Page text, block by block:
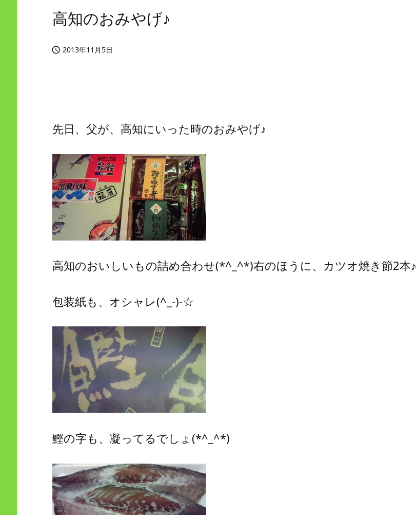
高知のおみやげ♪
 2013年11月5日
先日、父が、高知にいった時のおみやげ♪
高知のおいしいもの詰め合わせ(*^_^*)右のほうに、カツオ焼き節2本♪
包装紙も、オシャレ(^_-)-☆
鰹の字も、凝ってるでしょ(*^_^*)